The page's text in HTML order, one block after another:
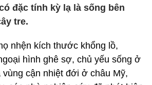
đặc tính kỳ lạ là sống bên
tre.
nhện kích thước khổng lồ,
hình ghê sợ, chủ yếu sống ở
cận nhiệt đới ở châu Mỹ,